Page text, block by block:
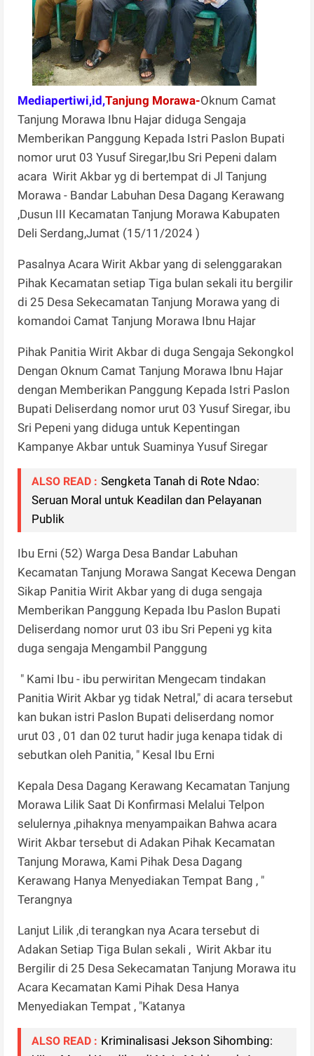
Mediapertiwi,id,Tanjung Morawa-Oknum Camat
Tanjung Morawa Ibnu Hajar diduga Sengaja
Memberikan Panggung Kepada Istri Paslon Bupati
nomor urut 03 Yusuf Siregar,Ibu Sri Pepeni dalam
acara Wirit Akbar yg di bertempat di Jl Tanjung
Morawa - Bandar Labuhan Desa Dagang Kerawang
,Dusun III Kecamatan Tanjung Morawa Kabupaten
Deli Serdang,Jumat (15/11/2024 )
Pasalnya Acara Wirit Akbar yang di selenggarakan
Pihak Kecamatan setiap Tiga bulan sekali itu bergilir
di 25 Desa Sekecamatan Tanjung Morawa yang di
komandoi Camat Tanjung Morawa Ibnu Hajar
Pihak Panitia Wirit Akbar di duga Sengaja Sekongkol
Dengan Oknum Camat Tanjung Morawa Ibnu Hajar
dengan Memberikan Panggung Kepada Istri Paslon
Bupati Deliserdang nomor urut 03 Yusuf Siregar, ibu
Sri Pepeni yang diduga untuk Kepentingan
Kampanye Akbar untuk Suaminya Yusuf Siregar
ALSO READ : Sengketa Tanah di Rote Ndao:
Seruan Moral untuk Keadilan dan Pelayanan
Publik
Ibu Erni (52) Warga Desa Bandar Labuhan
Kecamatan Tanjung Morawa Sangat Kecewa Dengan
Sikap Panitia Wirit Akbar yang di duga sengaja
Memberikan Panggung Kepada Ibu Paslon Bupati
Deliserdang nomor urut 03 ibu Sri Pepeni yg kita
duga sengaja Mengambil Panggung
" Kami Ibu - ibu perwiritan Mengecam tindakan
Panitia Wirit Akbar yg tidak Netral," di acara tersebut
kan bukan istri Paslon Bupati deliserdang nomor
urut 03 , 01 dan 02 turut hadir juga kenapa tidak di
sebutkan oleh Panitia, " Kesal Ibu Erni
Kepala Desa Dagang Kerawang Kecamatan Tanjung
Morawa Lilik Saat Di Konfirmasi Melalui Telpon
selulernya ,pihaknya menyampaikan Bahwa acara
Wirit Akbar tersebut di Adakan Pihak Kecamatan
Tanjung Morawa, Kami Pihak Desa Dagang
Kerawang Hanya Menyediakan Tempat Bang , "
Terangnya
Lanjut Lilik ,di terangkan nya Acara tersebut di
Adakan Setiap Tiga Bulan sekali , Wirit Akbar itu
Bergilir di 25 Desa Sekecamatan Tanjung Morawa itu
Acara Kecamatan Kami Pihak Desa Hanya
Menyediakan Tempat , "Katanya
ALSO READ : Kriminalisasi Jekson Sihombing: